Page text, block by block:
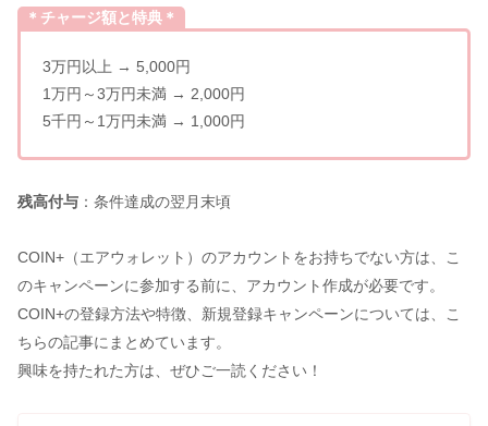
＊チャージ額と特典＊
3万円以上 → 5,000円
1万円～3万円未満 → 2,000円
5千円～1万円未満 → 1,000円
残高付与 ：条件達成の翌月末頃
COIN+（エアウォレット）のアカウントをお持ちでない方は、こ
のキャンペーンに参加する前に、アカウント作成が必要です。
COIN+の登録方法や特徴、新規登録キャンペーンについては、こ
ちらの記事にまとめています。
興味を持たれた方は、ぜひご一読ください！